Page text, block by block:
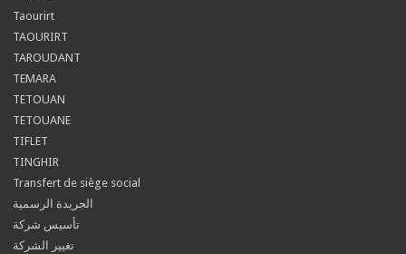
Taourirt
TAOURIRT
TAROUDANT
TEMARA
TETOUAN
TETOUANE
TIFLET
TINGHIR
Transfert de siège social
الجريدة الرسمية
تأسيس شركة
تغيير الشركة